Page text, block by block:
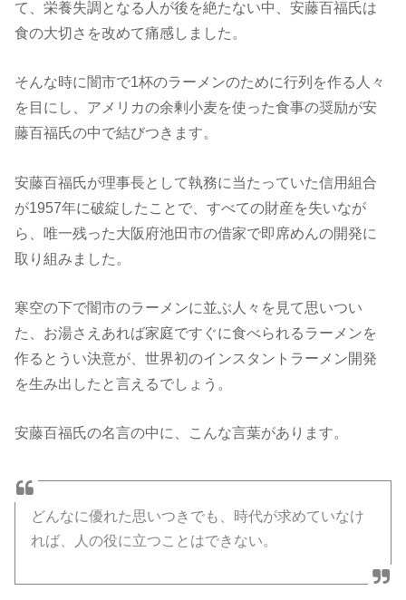
て、栄養失調となる人が後を絶たない中、安藤百福氏は
食の大切さを改めて痛感しました。
そんな時に闇市で1杯のラーメンのために行列を作る人々
を目にし、アメリカの余剰小麦を使った食事の奨励が安
藤百福氏の中で結びつきます。
安藤百福氏が理事長として執務に当たっていた信用組合
が1957年に破綻したことで、すべての財産を失いなが
ら、唯一残った大阪府池田市の借家で即席めんの開発に
取り組みました。
寒空の下で闇市のラーメンに並ぶ人々を見て思いつい
た、お湯さえあれば家庭ですぐに食べられるラーメンを
作るとうい決意が、世界初のインスタントラーメン開発
を生み出したと言えるでしょう。
安藤百福氏の名言の中に、こんな言葉があります。
どんなに優れた思いつきでも、時代が求めていなけ
れば、人の役に立つことはできない。